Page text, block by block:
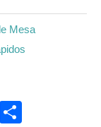
Mesa
Copy